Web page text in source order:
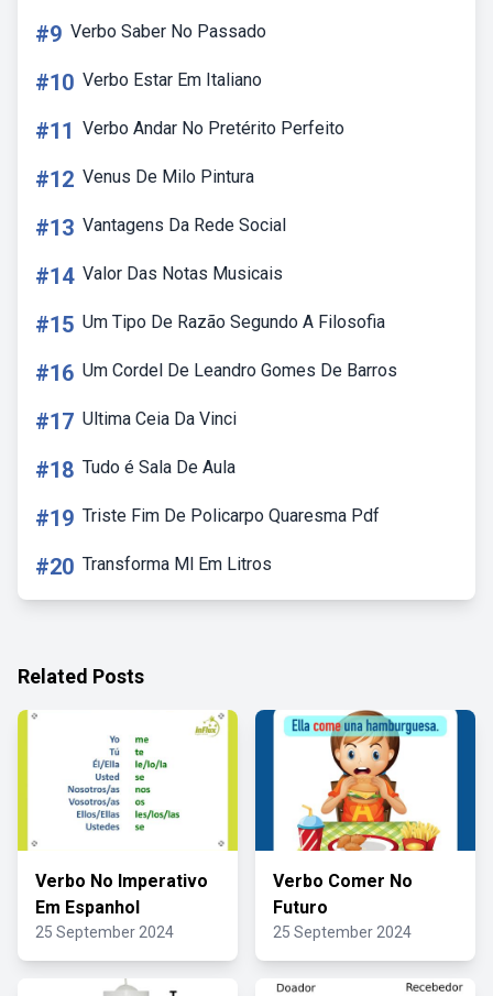
#9 Verbo Saber No Passado
#10 Verbo Estar Em Italiano
#11 Verbo Andar No Pretérito Perfeito
#12 Venus De Milo Pintura
#13 Vantagens Da Rede Social
#14 Valor Das Notas Musicais
#15 Um Tipo De Razão Segundo A Filosofia
#16 Um Cordel De Leandro Gomes De Barros
#17 Ultima Ceia Da Vinci
#18 Tudo é Sala De Aula
#19 Triste Fim De Policarpo Quaresma Pdf
#20 Transforma Ml Em Litros
Related Posts
Verbo No Imperativo
Em Espanhol
25 September 2024
Verbo Comer No
Futuro
25 September 2024